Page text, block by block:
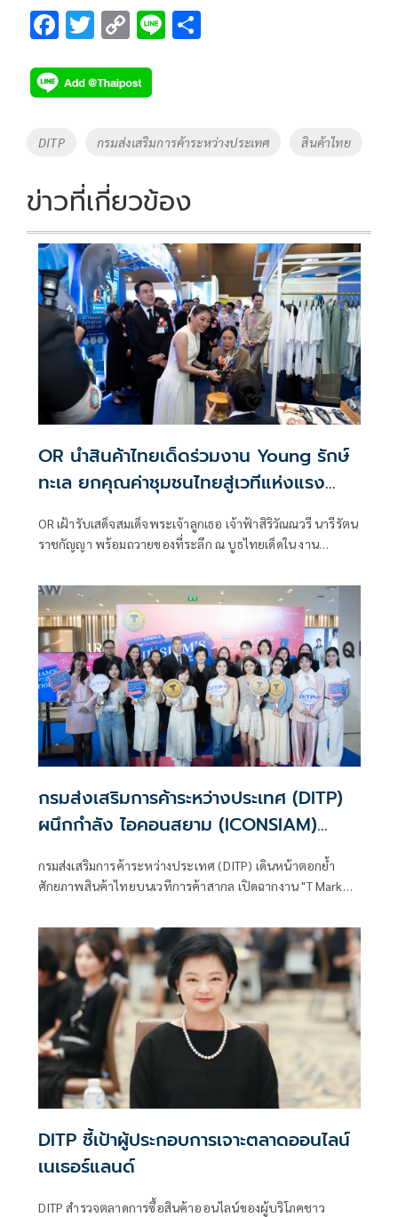
F
e
b
o
k
T
tt
er
C
p
y
Li
k
Li
Tags
DITP กรมส่งเสริมการค้าระหว่างประเทศ สินค้าไทย
ข่าวที่เกี่ยวข้อง
OR นำสินค้าไทยเด็ดร่วมงาน Young รักษ์
ทะเล ยกคุณค่าชุมชนไทยสู่เวทีแห่งแรง
บันดาลใจ
OR เฝ้ารับเสด็จสมเด็จพระเจ้าลูกเธอ เจ้าฟ้าสิริวัณณวรี นารีรัตน
ราชกัญญา พร้อมถวายของที่ระลึก ณ บูธไทยเด็ดใน งาน
โลกทะเลใหม่ด้วยมือเรา”
กรมส่งเสริมการค้าระหว่างประเทศ (DITP)
ผนึกกำลัง ไอคอนสยาม (ICONSIAM)
2026: THE SIAM’S ICONIC PRESTIGE"
กรมส่งเสริมการค้าระหว่างประเทศ (DITP) เดินหน้าตอกย้ำ
ศักยภาพสินค้าไทยบนเวทีการค้าสากล เปิดฉากงาน "T Mark
ภายใต้กลยุทธ์ปูพรมสร้างการรับรู้ให้ผู้บริโภคทั้งชาวไทยและ
ต่างชาติ โดยยึดพื้นที่แลนด์มาร์คระดับโลก ณ ห้างสรรพสินค้า
ICONSIAM เปิดพื้นที่โชว์เคสสินค้าคุณภาพที่ได้รับตรา
สัญลักษณ์ Thailand Trust Mark
DITP ชี้เป้าผู้ประกอบการเจาะตลาดออนไลน์
เนเธอร์แลนด์
DITP สำรวจตลาดการซื้อสินค้าออนไลน์ของผู้บริโภคชาว